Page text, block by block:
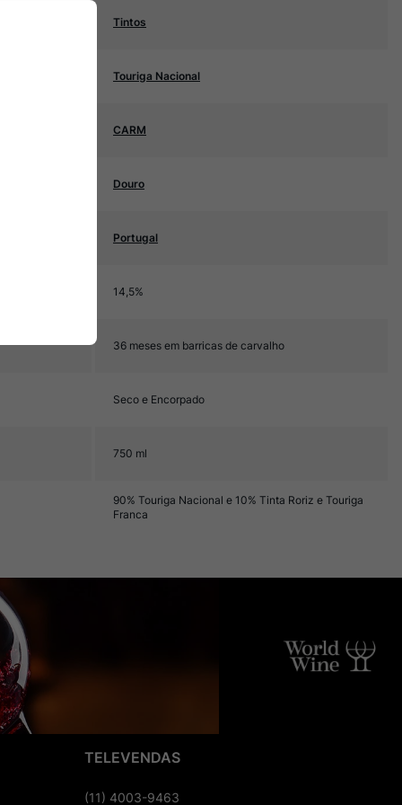
Tintos
Touriga Nacional
CARM
Douro
Portugal
14,5%
36 meses em barricas de carvalho
Seco e Encorpado
750 ml
90% Touriga Nacional e 10% Tinta Roriz e Touriga
Franca
TELEVENDAS
(11) 4003-9463